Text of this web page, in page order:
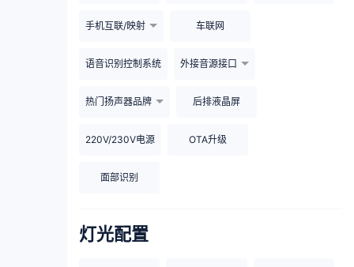
手机互联/映射 车联网
语音识别控制系统 外接音源接口
热门扬声器品牌 后排液晶屏
220V/230V电源 OTA升级
面部识别
灯光配置